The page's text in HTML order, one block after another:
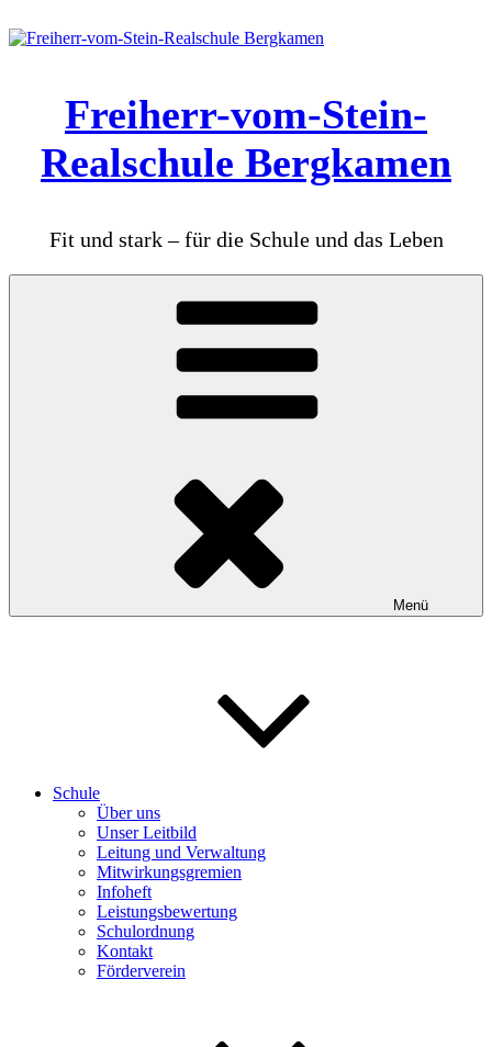
Inhalt
Freiherr-vom-Stein-
Realschule Bergkamen
Fit und stark – für die Schule und das Leben
Menü
Schule
Über uns
Unser Leitbild
Leitung und Verwaltung
Mitwirkungsgremien
Infoheft
Leistungsbewertung
Schulordnung
Kontakt
Förderverein